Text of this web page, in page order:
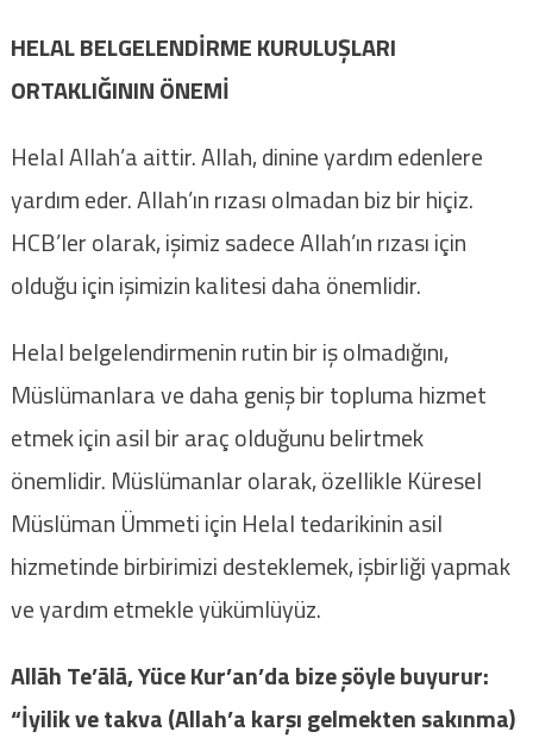
HELAL BELGELENDİRME KURULUŞLARI
ORTAKLIĞININ ÖNEMİ
Helal Allah’a aittir. Allah, dinine yardım edenlere
yardım eder. Allah’ın rızası olmadan biz bir hiçiz.
HCB’ler olarak, işimiz sadece Allah’ın rızası için
olduğu için işimizin kalitesi daha önemlidir.
Helal belgelendirmenin rutin bir iş olmadığını,
Müslümanlara ve daha geniş bir topluma hizmet
etmek için asil bir araç olduğunu belirtmek
önemlidir. Müslümanlar olarak, özellikle Küresel
Müslüman Ümmeti için Helal tedarikinin asil
hizmetinde birbirimizi desteklemek, işbirliği yapmak
ve yardım etmekle yükümlüyüz.
Allāh Te’ālā, Yüce Kur’an’da bize şöyle buyurur:
“İyilik ve takva (Allah’a karşı gelmekten sakınma)